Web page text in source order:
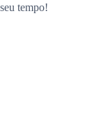
tempo!